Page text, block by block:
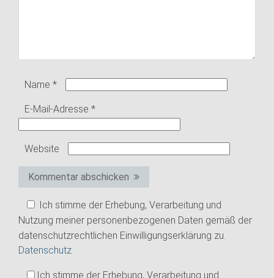
Name *
E-Mail-Adresse *
Website
Kommentar abschicken
Ich stimme der Erhebung, Verarbeitung und
Nutzung meiner personenbezogenen Daten gemäß der
datenschutzrechtlichen Einwilligungserklärung zu.
Datenschutz
Ich stimme der Erhebung, Verarbeitung und